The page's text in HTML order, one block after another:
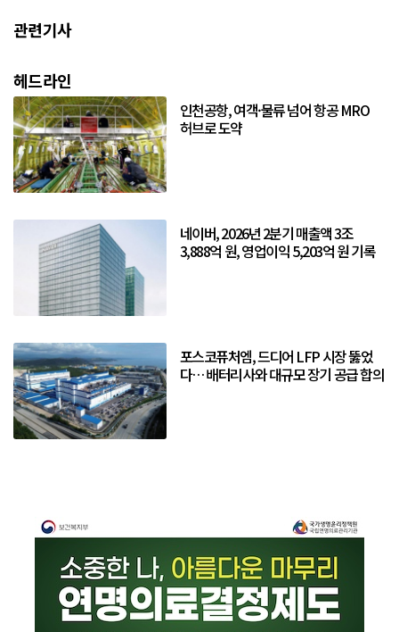
관련기사
헤드라인
인천공항, 여객·물류 넘어 항공 MRO
허브로 도약
네이버, 2026년 2분기 매출액 3조
3,888억 원, 영업이익 5,203억 원 기록
포스코퓨처엠, 드디어 LFP 시장 뚫었
다… 배터리사와 대규모 장기 공급 합의